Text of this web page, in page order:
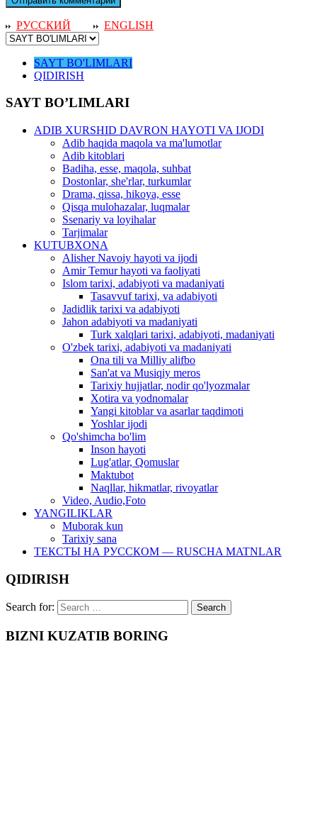
РУССКИЙ ENGLISH
SAYT BO'LIMLARI
QIDIRISH
SAYT BO’LIMLARI
ADIB XURSHID DAVRON HAYOTI VA IJODI
Adib haqida maqola va ma'lumotlar
Adib kitoblari
Badiha, esse, maqola, suhbat
Dostonlar, she'rlar, turkumlar
Drama, qissa, hikoya, esse
Qisqa mulohazalar, luqmalar
Ssenariy va loyihalar
Tarjimalar
KUTUBXONA
Alisher Navoiy hayoti va ijodi
Amir Temur hayoti va faoliyati
Islom tarixi, adabiyoti va madaniyati
Tasavvuf tarixi, va adabiyoti
Jadidlik tarixi va adabiyoti
Jahon adabiyoti va madaniyati
Turk xalqlari tarixi, adabiyoti, madaniyati
O'zbek tarixi, adabiyoti va madaniyati
Ona tili va Milliy alifbo
San'at va Musiqiy meros
Tarixiy hujjatlar, nodir qo'lyozmalar
Xotira va yodnomalar
Yangi kitoblar va asarlar taqdimoti
Yoshlar ijodi
Qo'shimcha bo'lim
Inson hayoti
Lug'atlar, Qomuslar
Maktubot
Naqllar, hikmatlar, rivoyatlar
Video, Audio,Foto
YANGILIKLAR
Muborak kun
Tarixiy sana
ТЕКСТЫ НА РУССКОМ — RUSCHA MATNLAR
QIDIRISH
Search for:
BIZNI KUZATIB BORING